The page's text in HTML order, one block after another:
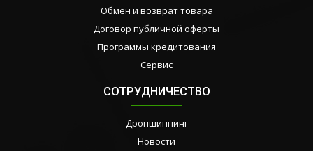
Обмен и возврат товара
Договор публичной оферты
Программы кредитования
Сервис
СОТРУДНИЧЕСТВО
Дропшиппинг
Новости